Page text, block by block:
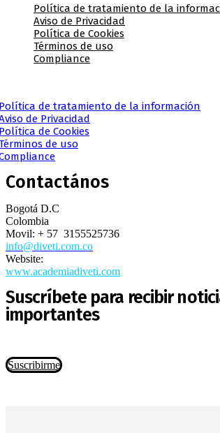
Política de tratamiento de la
Aviso de Privacidad
Política de Cookies
Términos de uso
Compliance
de tratamiento de la información
de Privacidad
de Cookies
de uso
Contactános
Bogotá D.C
Colombia
Movil: + 57 3155525736
info@diveti.com.co
Website:
www.academiadiveti.com
Suscríbete para recibir
importantes
Suscribirme